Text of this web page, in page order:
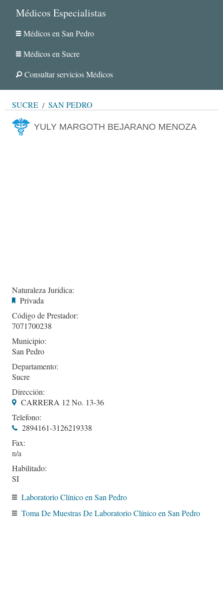
Médicos Especialistas
Médicos en San Pedro
Médicos en Sucre
Consultar servicios Médicos
SUCRE SAN PEDRO
YULY MARGOTH BEJARANO MENOZA
Naturaleza Jurídica:
Privada
Código de Prestador:
7071700238
Municipio:
San Pedro
Departamento:
Sucre
Dirección:
CARRERA 12 No. 13-36
Telefono:
2894161-3126219338
Fax:
Habilitado:
SI
Laboratorio Clínico en San Pedro
Toma De Muestras De Laboratorio Clínico en San Pedro